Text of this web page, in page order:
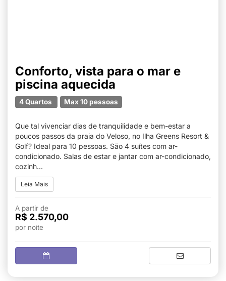
Conforto, vista para o mar e
piscina aquecida
4 Quartos Max 10 pessoas
Que tal vivenciar dias de tranquilidade e bem-estar a
poucos passos da praia do Veloso, no Ilha Greens Resort &
Golf? Ideal para 10 pessoas. São 4 suítes com ar-
condicionado. Salas de estar e jantar com ar-condicionado,
cozinh...
Leia Mais
A partir de
R$ 2.570,00
por noite